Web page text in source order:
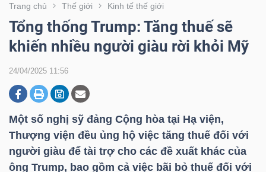
Trang chủ Thế giới Kinh tế thế giới
Tổng thống Trump: Tăng thuế sẽ
khiến nhiều người giàu rời khỏi Mỹ
24/04/2025 11:56
Một số nghị sỹ đảng Cộng hòa tại Hạ viện,
Thượng viện đều ủng hộ việc tăng thuế đối với
người giàu để tài trợ cho các đề xuất khác của
ông Trump, bao gồm cả việc bãi bỏ thuế đối với
CHỨNG
DOANH
NGHIỆP